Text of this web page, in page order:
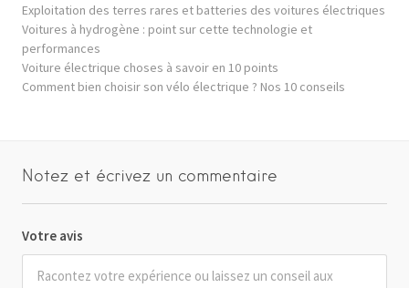
Exploitation des terres rares et batteries des voitures électriques
Voitures à hydrogène : point sur cette technologie et
performances
Voiture électrique choses à savoir en 10 points
Comment bien choisir son vélo électrique ? Nos 10 conseils
Notez et écrivez un commentaire
Votre avis